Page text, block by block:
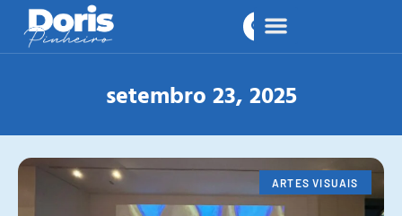
setembro 23, 2025
ARTES VISUAIS